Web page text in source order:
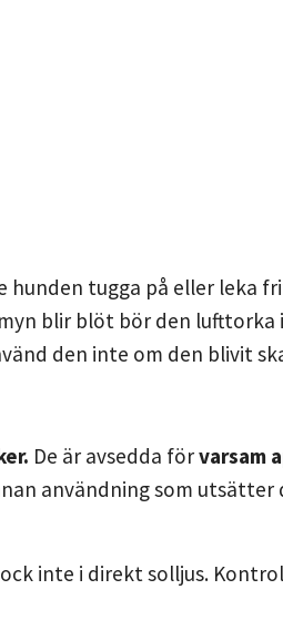
tugga på eller leka
blir blöt bör den
den inte om den blivit
De är avsedda förvarsam
användning som
inte i direkt solljus.